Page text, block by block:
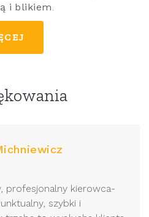
i blikiem
profesjonalny kierowca-
szybki i